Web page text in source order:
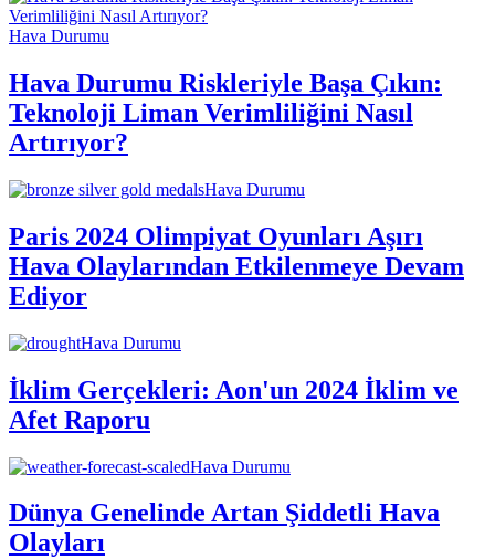
Hava Durumu
Hava Durumu Riskleriyle Başa Çıkın:
Teknoloji Liman Verimliliğini Nasıl
Artırıyor?
Hava Durumu
Paris 2024 Olimpiyat Oyunları Aşırı
Hava Olaylarından Etkilenmeye Devam
Ediyor
Hava Durumu
İklim Gerçekleri: Aon'un 2024 İklim ve
Afet Raporu
Hava Durumu
Dünya Genelinde Artan Şiddetli Hava
Olayları